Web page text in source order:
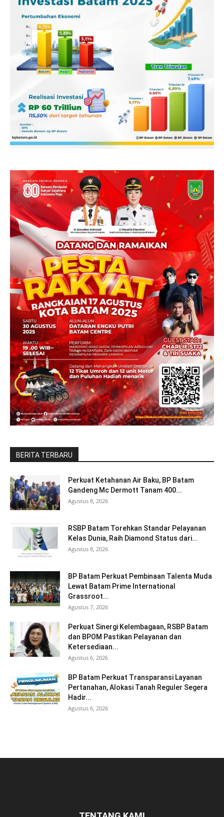
BERITA TERBARU
Perkuat Ketahanan Air Baku, BP Batam
Gandeng Mc Dermott Tanam 400...
Agustus 8, 2026
RSBP Batam Torehkan Standar Pelayanan
Kelas Dunia, Raih Diamond Status dari...
Agustus 8, 2026
BP Batam Perkuat Pembinaan Talenta Muda
Lewat Batam Prime International
Grassroot...
Agustus 7, 2026
Perkuat Sinergi Kelembagaan, RSBP Batam
dan BPOM Pastikan Pelayanan dan
Ketersediaan...
Agustus 6, 2026
BP Batam Perkuat Transparansi Layanan
Pertanahan, Alokasi Tanah Reguler Segera
Hadir...
Agustus 6, 2026